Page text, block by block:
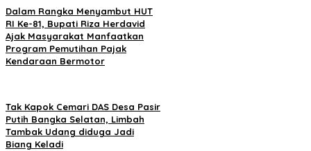
Dalam Rangka Menyambut HUT
RI Ke-81, Bupati Riza Herdavid
Ajak Masyarakat Manfaatkan
Program Pemutihan Pajak
Kendaraan Bermotor
Tak Kapok Cemari DAS Desa Pasir
Putih Bangka Selatan, Limbah
Tambak Udang diduga Jadi
Biang Keladi